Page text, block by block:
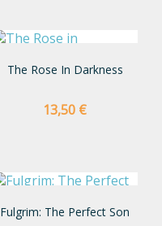
The Rose In Darkness
Preço
13,50 €
Fulgrim: The Perfect Son